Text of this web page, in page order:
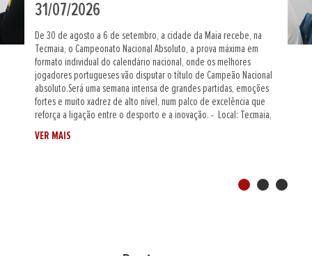
30/07/2026
Nos dias 05 e 06 de setembro de 2026, a TECMAIA, na Maia, acolhe
pela primeira vez o Campeonato Nacional de Xadrez Adaptado, uma
nova prova integrada no calendário nacional da Federação
Portuguesa de Xadrez e dedicada a atletas com deficiência visual,
baixa visão e deficiência motora. Esta estreia reforça o
compromisso da FPX com a inclusão e o alargamento da prática do
xadrez a todos os cidadãos, independentemente das suas
será disputado em...
VER MAIS